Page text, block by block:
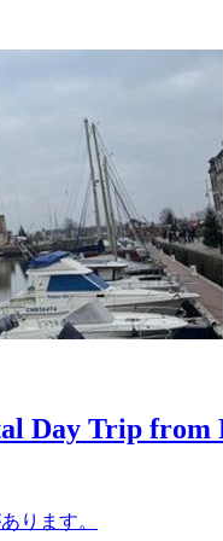
Day Trip from
ります。